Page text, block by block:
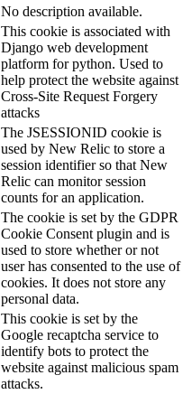
No description available.
This cookie is associated with
Django web development
platform for python. Used to
help protect the website against
Cross-Site Request Forgery
attacks
The JSESSIONID cookie is
used by New Relic to store a
session identifier so that New
Relic can monitor session
counts for an application.
The cookie is set by the GDPR
Cookie Consent plugin and is
used to store whether or not
user has consented to the use of
cookies. It does not store any
personal data.
This cookie is set by the
Google recaptcha service to
identify bots to protect the
website against malicious spam
attacks.